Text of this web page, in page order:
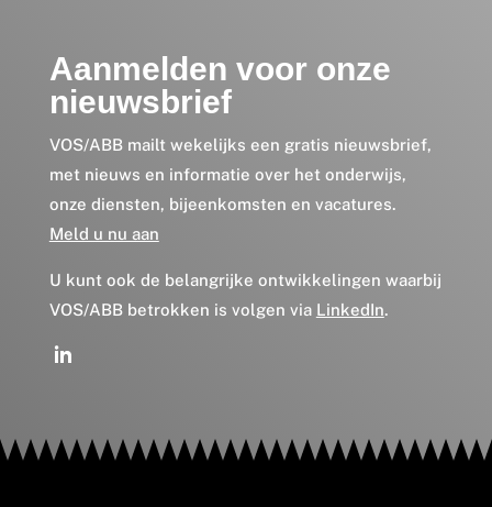
Aanmelden voor onze
nieuwsbrief
VOS/ABB mailt wekelijks een gratis nieuwsbrief,
met nieuws en informatie over het onderwijs,
onze diensten, bijeenkomsten en vacatures.
Meld u nu aan
U kunt ook de belangrijke ontwikkelingen waarbij
VOS/ABB betrokken is volgen via LinkedIn.